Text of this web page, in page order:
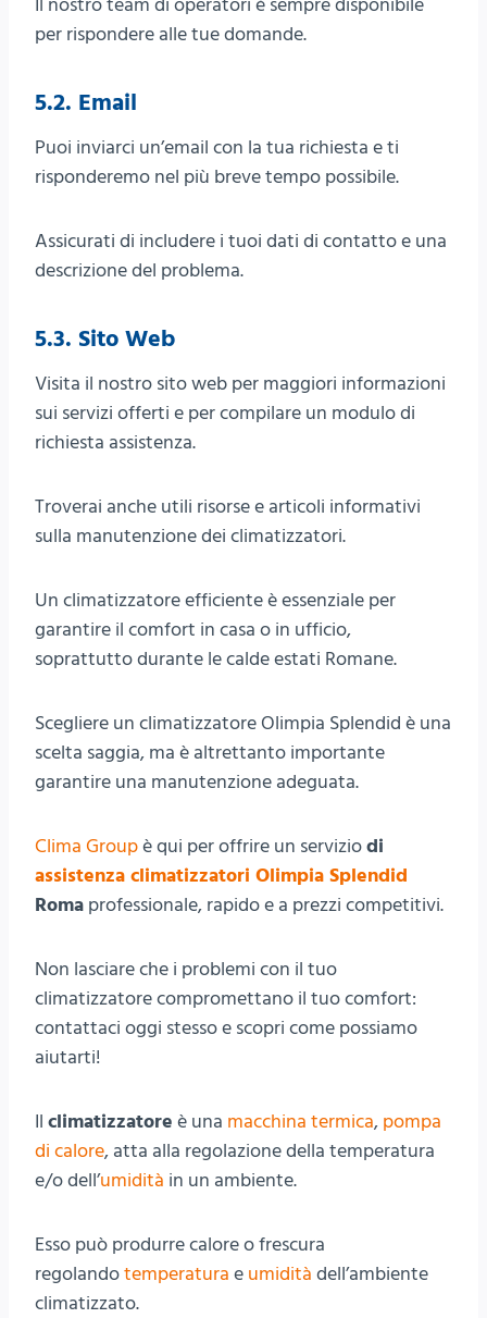
per rispondere alle tue domande.
5.2. Email
Puoi inviarci un’email con la tua richiesta e ti
risponderemo nel più breve tempo possibile.
Assicurati di includere i tuoi dati di contatto e una
descrizione del problema.
5.3. Sito Web
Visita il nostro sito web per maggiori informazioni
sui servizi offerti e per compilare un modulo di
richiesta assistenza.
Troverai anche utili risorse e articoli informativi
sulla manutenzione dei climatizzatori.
Un climatizzatore efficiente è essenziale per
garantire il comfort in casa o in ufficio,
soprattutto durante le calde estati Romane.
Scegliere un climatizzatore Olimpia Splendid è una
scelta saggia, ma è altrettanto importante
garantire una manutenzione adeguata.
Clima Groupè qui per offrire un serviziodi
assistenza climatizzatori Olimpia Splendid
Roma professionale, rapido e a prezzi competitivi.
Non lasciare che i problemi con il tuo
climatizzatore compromettano il tuo comfort:
contattaci oggi stesso e scopri come possiamo
aiutarti!
Il climatizzatore è una macchina termica, pompa
di calore, atta alla regolazione della temperatura
e/o dell’umidità in un ambiente.
Esso può produrre calore o frescura
regolandotemperatura e umidità dell’ambiente
climatizzato.